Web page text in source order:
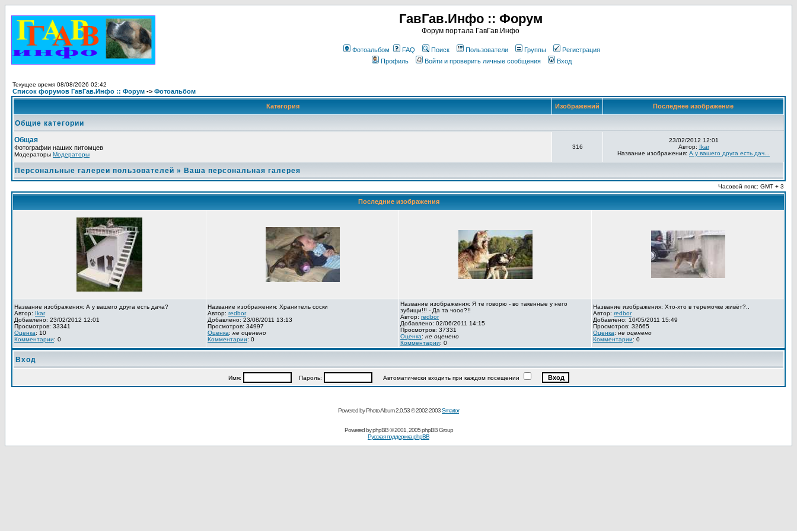
ГавГав.Инфо :: Форум
Форум портала ГавГав.Инфо
Фотоальбом FAQ Поиск Пользователи Группы
Регистрация
Профиль
Войти и проверить личные сообщения Вход
Текущее время 08/08/2026 02:42
Список форумов ГавГав.Инфо :: Форум -> Фотоальбом
Категория Изображений Последнее изображение
Общие категории
Общая
Фотографии наших питомцев
Модераторы Модераторы
316
23/02/2012 12:01
Автор: Ikar
Название изображения: А у вашего друга есть дач...
Персональные галереи пользователей » Ваша персональная галерея
Часовой пояс: GMT + 3
Последние изображения
Название изображения: А у вашего друга есть дача?
Автор: Ikar
Добавлено: 23/02/2012 12:01
Просмотров: 33341
Оценка: 10
Комментарии: 0
Название изображения: Хранитель соски
Автор: redbor
Добавлено: 23/08/2011 13:13
Просмотров: 34997
Оценка: не оценено
Комментарии: 0
Название изображения: Я те говорю - во такенные у него
зубищи!!! - Да та чооо?!!
Автор: redbor
Добавлено: 02/06/2011 14:15
Просмотров: 37331
Оценка: не оценено
Комментарии: 0
Название изображения: Хто-хто в теремочке живёт?..
Автор: redbor
Добавлено: 10/05/2011 15:49
Просмотров: 32665
Оценка: не оценено
Комментарии: 0
Вход
Имя: Пароль: Автоматически входить при каждом посещении
Powered by Photo Album 2.0.53 © 2002-2003Smartor
Powered byphpBB© 2001, 2005 phpBB Group
Русская поддержка phpBB